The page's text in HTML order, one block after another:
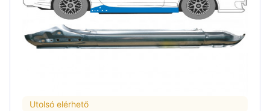
Utolsó elérhető